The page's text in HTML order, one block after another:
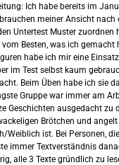
Ich habe bereits im
meiner Ansicht
Untertest Muster zuordnen
Besten, was ich
habe ich mir eine
im Test selbst kaum
Beim Üben habe ich sie
Gruppe war immer am
Geschichten ausgedacht zu
Brötchen und
Weiblich ist. Bei Personen,
immer Textverständnis
alle 3 Texte gründlich zu